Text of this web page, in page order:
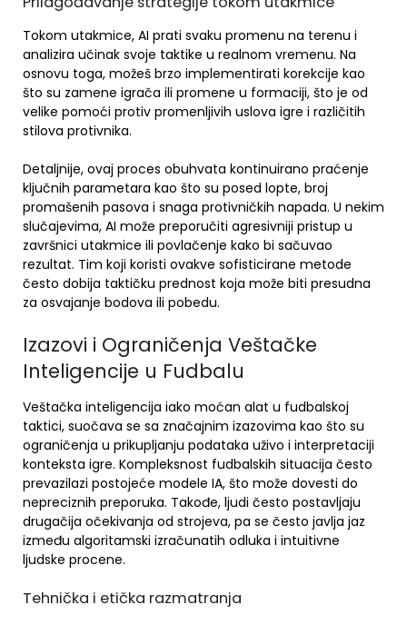
Tokom utakmice, AI prati svaku promenu na terenu i
analizira učinak svoje taktike u realnom vremenu. Na
osnovu toga, možeš brzo implementirati korekcije kao
što su zamene igrača ili promene u formaciji, što je od
velike pomoći protiv promenljivih uslova igre i različitih
stilova protivnika.
Detaljnije, ovaj proces obuhvata kontinuirano praćenje
ključnih parametara kao što su posed lopte, broj
promašenih pasova i snaga protivničkih napada. U nekim
slučajevima, AI može preporučiti agresivniji pristup u
završnici utakmice ili povlačenje kako bi sačuvao
rezultat. Tim koji koristi ovakve sofisticirane metode
često dobija taktičku prednost koja može biti presudna
za osvajanje bodova ili pobedu.
Izazovi i Ograničenja Veštačke
Inteligencije u Fudbalu
Veštačka inteligencija iako moćan alat u fudbalskoj
taktici, suočava se sa značajnim izazovima kao što su
ograničenja u prikupljanju podataka uživo i interpretaciji
konteksta igre. Kompleksnost fudbalskih situacija često
prevazilazi postojeće modele IA, što može dovesti do
nepreciznih preporuka. Takođe, ljudi često postavljaju
drugačija očekivanja od strojeva, pa se često javlja jaz
između algoritamski izračunatih odluka i intuitivne
ljudske procene.
Tehnička i etička razmatranja